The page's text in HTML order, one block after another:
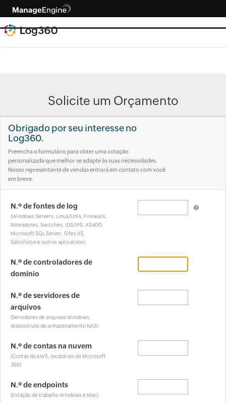
Solicite um Orçamento
Obrigado por seu interesse no
Log360.
Preencha o formulário para obter uma cotação
personalizada que melhor se adapte às suas necessidades.
Nosso representante de vendas entrará em contato com você
em breve.
N.º de fontes de log
(Windows Servers, Linux/Unix, Firewalls,
Roteadores, Switches, IDS/IPS, AS400,
Microsoft SQL Server, Sites IIS,
Salesforce e outros aplicativos)
N.º de controladores de
domínio
N.º de servidores de
arquivos
(Servidores de arquivos Windows,
dispositivos de armazenamento NAS)
N.º de contas na nuvem
(Contas da AWS, locatários do Microsoft
365)
N.º de endpoints
(Estação de trabalho Windows e Mac)